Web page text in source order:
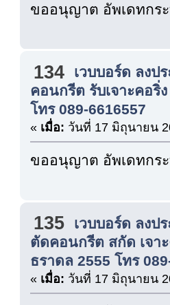
ขออนุญาต อัพเดทกร
134
เวบบอร์ด ลงป
คอนกรีต รับเจาะคอ
โทร 089-6616557
« เมื่อ: วันที่ 17 มิถุนายน
ขออนุญาต อัพเดทกร
135
เวบบอร์ด ลงป
ตัดคอนกรีต สกัด เจา
ธราดล 2555 โทร
« เมื่อ: วันที่ 17 มิถุนายน